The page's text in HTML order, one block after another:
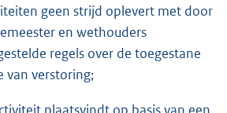
geen strijd oplevert met door
en wethouders
regels over de toegestane
van verstoring;